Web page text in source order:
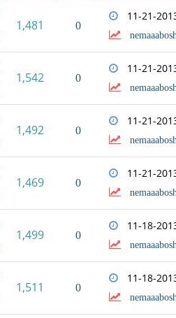
11-21-
0
1,481
11-21-
0
1,542
11-21-
0
1,492
11-21-
0
1,469
11-18-
0
1,499
11-18-
0
1,511